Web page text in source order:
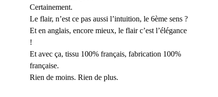
Certainement.
Le flair, n’est ce pas aussi l’intuition, le 6ème sens ?
Et en anglais, encore mieux, le flair c’est l’élégance
!
Et avec ça, tissu 100% français, fabrication 100%
française.
Rien de moins. Rien de plus.